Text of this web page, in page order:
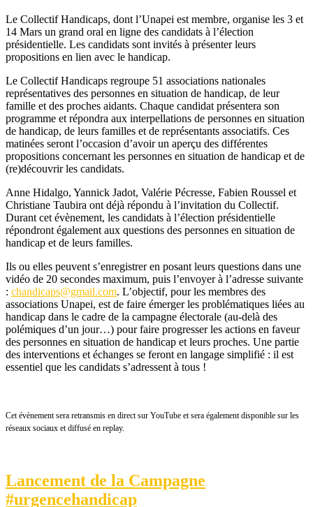
Le Collectif Handicaps, dont l’Unapei est membre, organise les 3 et
14 Mars un grand oral en ligne des candidats à l’élection
présidentielle. Les candidats sont invités à présenter leurs
propositions en lien avec le handicap.
Le Collectif Handicaps regroupe 51 associations nationales
représentatives des personnes en situation de handicap, de leur
famille et des proches aidants. Chaque candidat présentera son
programme et répondra aux interpellations de personnes en situation
de handicap, de leurs familles et de représentants associatifs. Ces
matinées seront l’occasion d’avoir un aperçu des différentes
propositions concernant les personnes en situation de handicap et de
(re)découvrir les candidats.
Anne Hidalgo, Yannick Jadot, Valérie Pécresse, Fabien Roussel et
Christiane Taubira ont déjà répondu à l’invitation du Collectif.
Durant cet évènement, les candidats à l’élection présidentielle
répondront également aux questions des personnes en situation de
handicap et de leurs familles.
Ils ou elles peuvent s’enregistrer en posant leurs questions dans une
vidéo de 20 secondes maximum, puis l’envoyer à l’adresse suivante
: chandicaps@gmail.com. L’objectif, pour les membres des
associations Unapei, est de faire émerger les problématiques liées au
handicap dans le cadre de la campagne électorale (au-delà des
polémiques d’un jour…) pour faire progresser les actions en faveur
des personnes en situation de handicap et leurs proches. Une partie
des interventions et échanges se feront en langage simplifié : il est
essentiel que les candidats s’adressent à tous !
Cet évènement sera retransmis en direct sur YouTube et sera également disponible sur les
réseaux sociaux et diffusé en replay.
Lancement de la Campagne
#urgencehandicap